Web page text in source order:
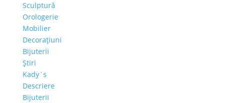
Sculptură
Orologerie
Mobilier
Decoraţiuni
Bijuterii
Ştiri
Kady`s
Descriere
Bijuterii